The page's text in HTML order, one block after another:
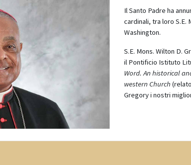
Il Santo Padre ha
cardinali, tra loro S.E.
Washington.
S.E. Mons. Wilton D.
il Pontificio Istituto
Word.An historical
western Church
Gregory i nostri